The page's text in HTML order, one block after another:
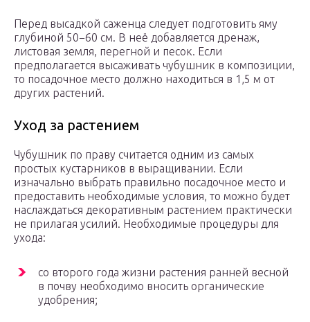
Перед высадкой саженца следует подготовить яму
глубиной 50−60 см. В неё добавляется дренаж,
листовая земля, перегной и песок. Если
предполагается высаживать чубушник в композиции,
то посадочное место должно находиться в 1,5 м от
других растений.
Уход за растением
Чубушник по праву считается одним из самых
простых кустарников в выращивании. Если
изначально выбрать правильно посадочное место и
предоставить необходимые условия, то можно будет
наслаждаться декоративным растением практически
не прилагая усилий. Необходимые процедуры для
ухода:
со второго года жизни растения ранней весной
в почву необходимо вносить органические
удобрения;